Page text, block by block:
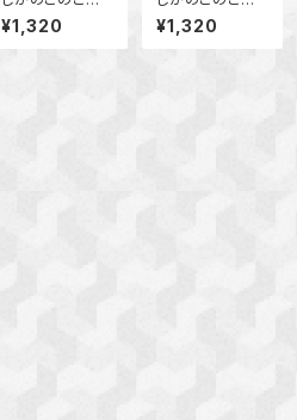
ここしたんたん
アクリルコースタ
ー 馬車芽 めめ
¥1,320
ここしたんたん
アクリルコースタ
ー 猫山田 根子
¥1,320